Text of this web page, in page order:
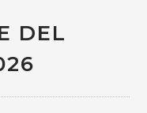
DEL